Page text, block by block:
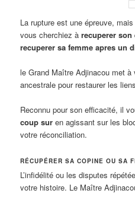
La rupture est une épreuve,
vous cherchiez àrecuperer son
recuperer sa femme apres un
le Grand Maître Adjinacou met
ancestrale pour restaurer les
Reconnu pour son efficacité, il
coup sur en agissant sur les
votre réconciliation.
RÉCUPÉRER SA COPINE OU SA
L’infidélité ou les disputes
votre histoire. Le Maître